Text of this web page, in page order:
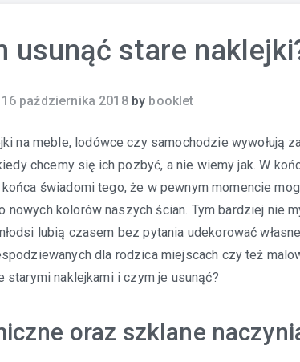
usunąć stare
16 października 2018by booklet
na meble, lodówce czy samochodzie wywołują
chcemy się ich pozbyć, a nie wiemy jak. W
świadomi tego, że w pewnym momencie
nowych kolorów naszych ścian. Tym bardziej nie
lubią czasem bez pytania udekorować
dla rodzica miejscach czy też
starymi naklejkami i czym je usunąć?
oraz szklane